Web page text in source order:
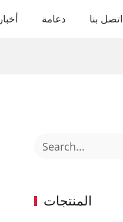
أخبار دعامة اتصل بنا
المنتجات